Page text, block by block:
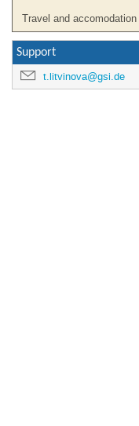
Travel and accomodation
Support
t.litvinova@gsi.de